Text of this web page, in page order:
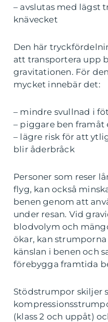
– avslutas med lägst
knävecket
Den här
att transportera upp
gravitationen. För
mycket innebär det:
– mindre svullnad i
– piggare ben
– lägre risk för att
blir åderbråck
Personer som reser
flyg, kan också
benen genom att
under resan. Vid
blodvolym och
ökar, kan
känslan i benen och
förebygga framtida
Stödstrumpor skiljer
(klass 2 och uppåt)